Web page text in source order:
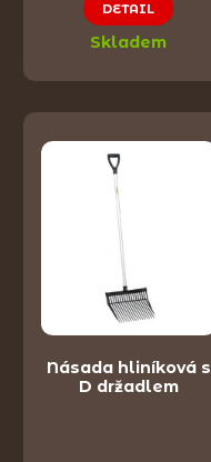
DETAIL
Skladem
Násada hliníková s
D držadlem